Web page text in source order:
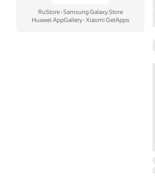
RuStore· Samsung Galaxy Store
Huawei AppGallery· Xiaomi GetApps